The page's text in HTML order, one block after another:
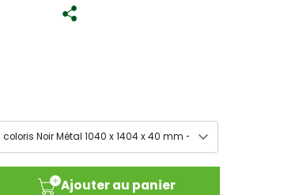
Ajouter au panier